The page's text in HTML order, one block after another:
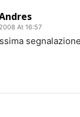
At 16:57